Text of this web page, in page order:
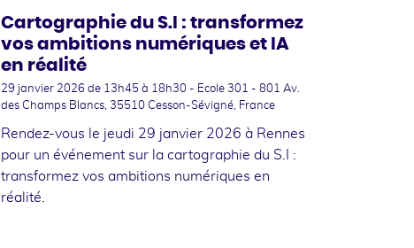
Cartographie du S.I : transformez
vos ambitions numériques et IA
en réalité
29 janvier 2026 de 13h45 à 18h30 - Ecole 301 - 801 Av.
des Champs Blancs, 35510 Cesson-Sévigné, France
Rendez-vous le jeudi 29 janvier 2026 à Rennes
pour un événement sur la cartographie du S.I :
transformez vos ambitions numériques en
réalité.